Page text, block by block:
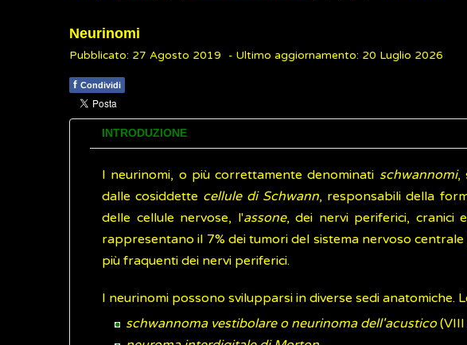
Neurinomi
Pubblicato: 27 Agosto 2019 - Ultimo aggiornamento: 20 Luglio 2026
f Condividi
INTRODUZIONE
I neurinomi, o più correttamente denominati schwannomi,
dalle cosiddette cellule di Schwann, responsabili della
delle cellule nervose, l'assone, dei nervi periferici, cranici
rappresentano il 7% dei tumori del sistema nervoso
più fraquenti dei nervi periferici.
I neurinomi possono svilupparsi in diverse sedi anatomiche.
schwannoma vestibolare o neurinoma dell'acustico(VIII